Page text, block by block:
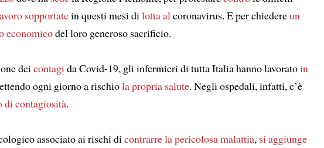
sopportatein questi mesi di lotta al coronavirus. E per chiedereun
economicodel loro generoso sacrificio.
dei contagi da Covid-19, gli infermieri di tutta Italia hanno lavoratoin
ogni giorno a rischiola propria salute. Negli ospedali, infatti, c’è
di contagiosità.
associato ai rischi di contrarrela pericolosa malattia, si aggiunge